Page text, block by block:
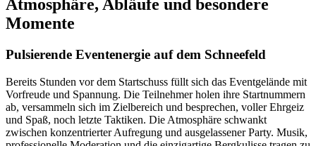
Atmosphäre, Abläufe und besondere
Momente
Pulsierende Eventenergie auf dem Schneefeld
Bereits Stunden vor dem Startschuss füllt sich das Eventgelände mit
Vorfreude und Spannung. Die Teilnehmer holen ihre Startnummern
ab, versammeln sich im Zielbereich und besprechen, voller Ehrgeiz
und Spaß, noch letzte Taktiken. Die Atmosphäre schwankt
zwischen konzentrierter Aufregung und ausgelassener Party. Musik,